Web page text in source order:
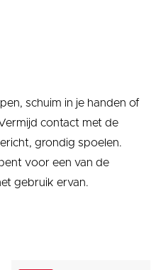
schuim in je handen of
contact met de
grondig spoelen.
voor een van de
gebruik ervan.